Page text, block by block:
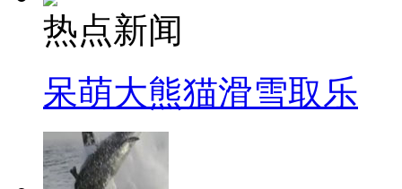
热点新闻
呆萌大熊猫滑雪取乐